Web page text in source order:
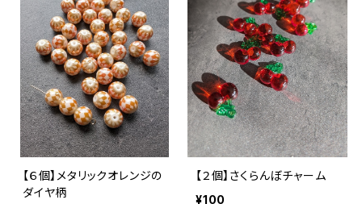
【６個】メタリックオレンジの
ダイヤ柄
【２個】さくらんぼチャーム
¥100